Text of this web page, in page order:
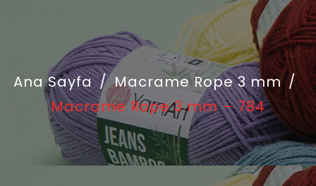
Ana Sayfa / Macrame Rope 3 mm /
Macrame Rope 3 mm – 784